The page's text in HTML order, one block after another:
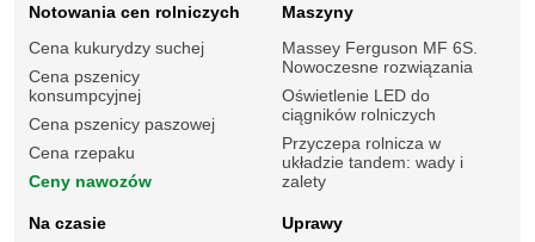
Notowania cen rolniczych
Cena kukurydzy suchej
Cena pszenicy
konsumpcyjnej
Cena pszenicy paszowej
Cena rzepaku
Ceny nawozów
Maszyny
Massey Ferguson MF 6S.
Nowoczesne rozwiązania
Oświetlenie LED do
ciągników rolniczych
Przyczepa rolnicza w
układzie tandem: wady i
zalety
Na czasie
Uprawy